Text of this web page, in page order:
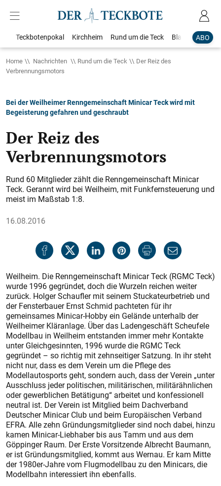
ABO
Teckbotenpokal Kirchheim Rund um die Teck Blaulicht
Home Nachrichten Rund um die Teck
Der Reiz des
Verbrennungsmotors
Bei der Weilheimer Renngemeinschaft Minicar Teck wird mit
Begeisterung gefahren und geschraubt
Der Reiz des
Verbrennungsmotors
Rund 60 Mitglieder zählt die Renngemeinschaft Minicar
Teck. Gerannt wird bei Weilheim, mit Funkfernsteuerung und
meist im Maßstab 1:8.
16.08.2016
Weilheim. Die Renngemeinschaft Minicar Teck (RGMC Teck)
wurde 1996 gegründet, doch die Wurzeln reichen weiter
zurück. Holger Schaufler mit seinem Stuckateurbetrieb und
der Fensterbauer Ernst Schmid pachteten für ihr
gemeinsames Minicar-Hobby ein Gelände unterhalb der
Weilheimer Kläranlage. Über das Ladengeschäft Scheufele
Modellbau in Weilheim entstanden immer mehr Kontakte
unter Gleichgesinnten, 1996 wurde die RGMC Teck
gegründet – so richtig mit zehnseitiger Satzung. In ihr steht
nicht nur, dass es dem Verein um die Pflege des
Modellautosports geht, sondern auch, dass der Verein „unter
Ausschluss jeder politischen, militärischen, militärähnlichen
oder gewerblichen Betätigung“ arbeitet und konfessionell
neutral ist. Der Verein ist Mitglied beim Dachverband
Deutscher Minicar Club und beim Europäischen Verband
EFRA. Alle zehn Gründungsmitglieder sind noch dabei, hinzu
kamen Minicar-Liebhaber bis aus Tamm und aus dem
Göppinger Raum. Der Erste Vorsitzende Albrecht Baumann,
er ist Gründungsmitglied, kommt aus Wernau. Er kam Mitte
der 1980er-Jahre vom Flugmodellbau zu den Minicars, die
Modellbahn interessiert ihn ebenfalls.